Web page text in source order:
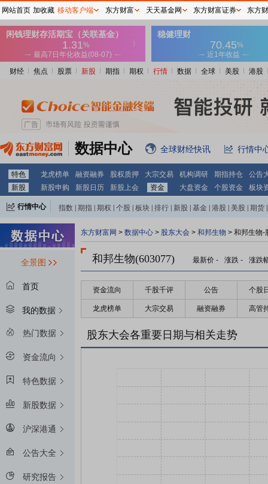
财经 焦点 股票 新股 期指 期权 行情 数据 全球 美股 港股
数据中心 全球财经快讯 行情中
特色 龙虎榜单 融资融券 股权质押 大宗交易 机构调研 期指持仓
公告
新股
新股申购 新股日历 新股上会 资金 大盘资金 个股资金 板块
行情中心 指数 期指 期权 个股 板块 排行 新股 基金 港股 美股 期货
全景图
首页
我的数据
热门数据
资金流向
特色数据
新股数据
沪深港通
公告大全
研究报告
东方财富网 > 数据中心 > 股东大会 > 和邦生物 > 和邦生物-
和邦生物(603077) 最新价 - 涨跌 - 涨跌
资金流向 千股千评 公告 个股
龙虎榜单 大宗交易 融资融券 高管
股东大会各重要日期与相关走势
网站首页 加收藏 移动客户端 东方财富 天天基金网 东方财富证券 东方